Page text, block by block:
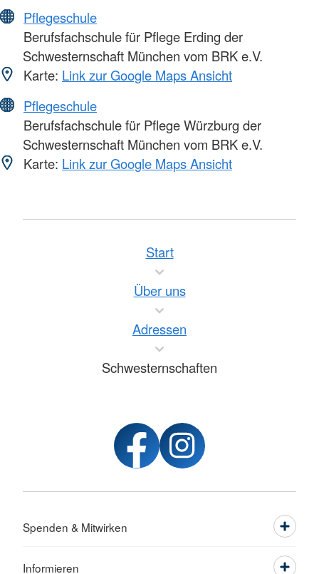
Pflegeschule
Berufsfachschule für Pflege Erding der
Schwesternschaft München vom BRK e.V.
Karte: Link zur Google Maps Ansicht
Pflegeschule
Berufsfachschule für Pflege Würzburg der
Schwesternschaft München vom BRK e.V.
Karte: Link zur Google Maps Ansicht
Start
Über uns
Adressen
Schwesternschaften
Spenden & Mitwirken
Informieren